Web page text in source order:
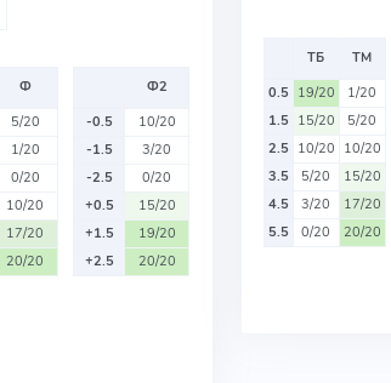
Ф
5/20
1/20
0/20
10/20
17/20
20/20
Ф2
-0.5
10/20
-1.5
3/20
-2.5
0/20
+0.5
15/20
+1.5
19/20
+2.5
20/20
ТБ
ТМ
0.5 19/20
1/20
1.5 15/20
5/20
2.5 10/20 10/20
3.5
5/20
15/20
4.5
3/20
17/20
5.5
0/20 20/20